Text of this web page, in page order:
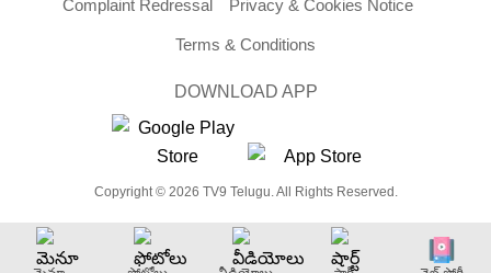
Complaint Redressal Privacy & Cookies Notice
Terms & Conditions
DOWNLOAD APP
Copyright © 2026 TV9 Telugu. All Rights Reserved.